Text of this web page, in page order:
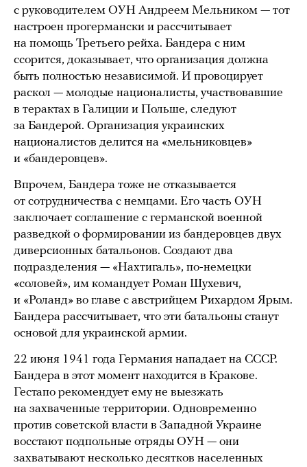
с руководителем ОУН Андреем Мельником — тот
настроен прогермански и рассчитывает
на помощь Третьего рейха. Бандера с ним
ссорится, доказывает, что организация должна
быть полностью независимой. И провоцирует
раскол — молодые националисты, участвовавшие
в терактах в Галиции и Польше, следуют
за Бандерой. Организация украинских
националистов делится на «мельниковцев»
и «бандеровцев».
Впрочем, Бандера тоже не отказывается
от сотрудничества с немцами. Его часть ОУН
заключает соглашение с германской военной
разведкой о формировании из бандеровцев двух
диверсионных батальонов. Создают два
подразделения — «Нахтигаль», по-немецки
«соловей», им командует Роман Шухевич,
и «Роланд» во главе с австрийцем Рихардом Ярым.
Бандера рассчитывает, что эти батальоны станут
основой для украинской армии.
22 июня 1941 года Германия нападает на СССР.
Бандера в этот момент находится в Кракове.
Гестапо рекомендует ему не выезжать
на захваченные территории. Одновременно
против советской власти в Западной Украине
восстают подпольные отряды ОУН — они
захватывают несколько десятков населенных